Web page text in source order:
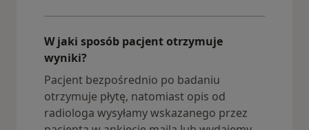
W jaki sposób pacjent otrzymuje
wyniki?
Pacjent bezpośrednio po badaniu
otrzymuje płytę, natomiast opis od
radiologa wysyłamy wskazanego przez